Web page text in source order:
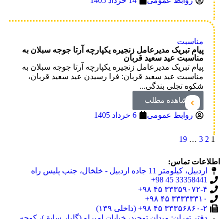
مناسبت
پیام تبریک مدیرعامل زنجیره یکپارچه آرتا جوجه سبلان به
مناسبت عید سعید قربان
پیام تبریک مدیرعامل زنجیره یکپارچه آرتا جوجه سبلان به
مناسبت عید سعید قربان: فرا رسیدن عید سعید قربان،
شکوه تجلی بندگی...
مشاهده مطلب
روابط عمومی 6 خرداد 1405
1
2
3
…
19
اطلاعات تماس:
اردبیل، کیلومتر 11 جاده اردبیل - خلخال، جنب پلیس راه
33358441 45 98+
۳۳۳۵۹۰۷۲-۴ ۴۵ ۹۸+
۳۳۳۳۳۳۱۰ ۴۵ ۹۸+
۳۳۳۵۶۸۶۰-۲ ۴۵ ۹۸+ (داخلی ۱۳۹)